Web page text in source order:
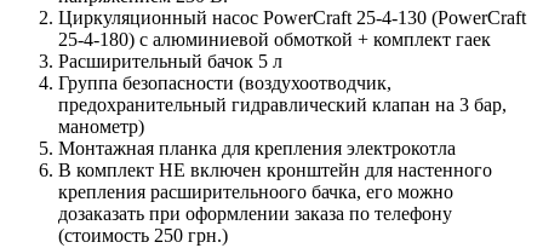
Циркуляционный насос PowerCraft 25-4-130 (PowerCraft
25-4-180) с алюминиевой обмоткой + комплект гаек
Расширительный бачок 5 л
Группа безопасности (воздухоотводчик,
предохранительный гидравлический клапан на 3 бар,
манометр)
Монтажная планка для крепления электрокотла
В комплект НЕ включен кронштейн для настенного
крепления расширительноого бачка, его можно
дозаказать при оформлении заказа по телефону
(стоимость 250 грн.)